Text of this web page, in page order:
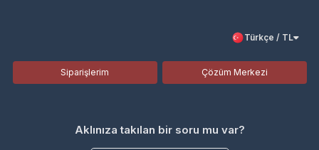
Türkçe / TL
Siparişlerim Çözüm Merkezi
Aklınıza takılan bir soru mu var?